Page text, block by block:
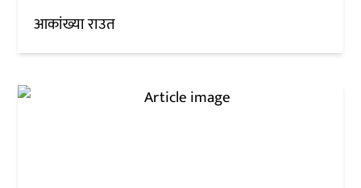
आकांख्या राउत